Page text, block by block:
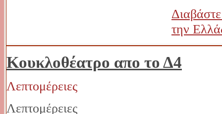
την
Κουκλοθέατρο απο το Δ4
Λεπτομέρειες
Λεπτομέρειες